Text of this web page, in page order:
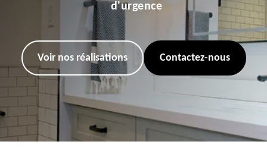
d'urgence
Voir nos réalisations Contactez-nous